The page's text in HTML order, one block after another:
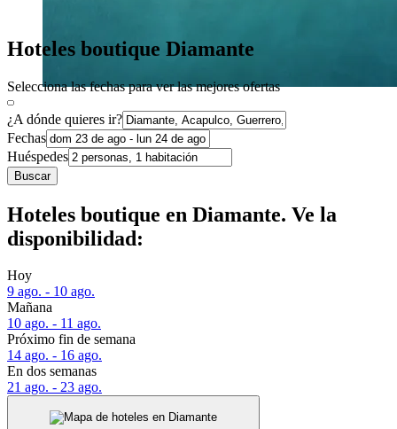
Hoteles boutique Diamante
Selecciona las fechas para ver las mejores ofertas
¿A dónde quieres ir?
Fechas
Huéspedes
Buscar
Hoteles boutique en Diamante. Ve la
disponibilidad:
Hoy
9 ago. - 10 ago.
Mañana
10 ago. - 11 ago.
Próximo fin de semana
14 ago. - 16 ago.
En dos semanas
21 ago. - 23 ago.